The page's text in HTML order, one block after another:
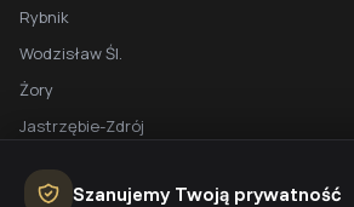
Rybnik
Wodzisław Śl.
Żory
Jastrzębie-Zdrój
Szanujemy Twoją prywatność